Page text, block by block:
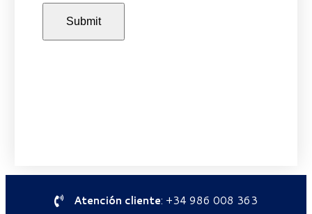
Atención cliente: +34 986 008 363